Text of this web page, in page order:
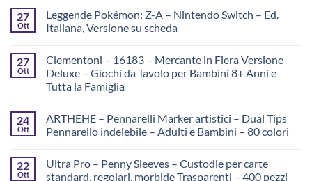
27
Ott
Leggende Pokémon: Z-A – Nintendo Switch – Ed.
Italiana, Versione su scheda
27
Ott
Clementoni – 16183 – Mercante in Fiera Versione
Deluxe – Giochi da Tavolo per Bambini 8+ Anni e
Tutta la Famiglia
24
Ott
ARTHEHE – Pennarelli Marker artistici – Dual Tips
Pennarello indelebile – Adulti e Bambini – 80 colori
22
Ott
Ultra Pro – Penny Sleeves – Custodie per carte
standard, regolari, morbide Trasparenti – 400 pezzi